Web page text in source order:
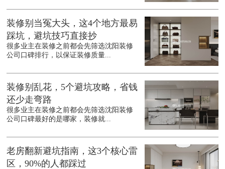
装修别当冤大头，这4个地方最易
踩坑，避坑技巧直接抄
很多业主在装修之前都会先筛选沈阳装修
公司口碑排行，以保证装修质量...
装修别乱花，5个避坑攻略，省钱
还少走弯路
很多业主在装修之前都会先筛选沈阳装修
公司口碑最好的是哪家，装修就...
老房翻新避坑指南，这3个核心雷
区，90%的人都踩过